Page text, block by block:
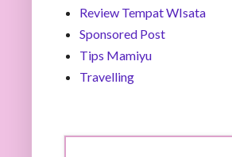
Review Tempat WIsata
Sponsored Post
Tips Mamiyu
Travelling